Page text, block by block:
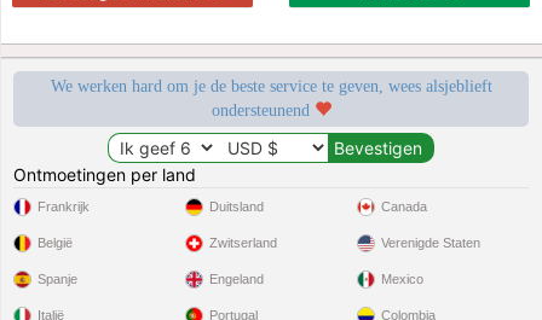
We werken hard om je de beste service te geven, wees alsjeblieft
ondersteunend
Ontmoetingen per land
Frankrijk
België
Spanje
Italië
Duitsland
Zwitserland
Engeland
Portugal
Canada
Verenigde Staten
Mexico
Colombia